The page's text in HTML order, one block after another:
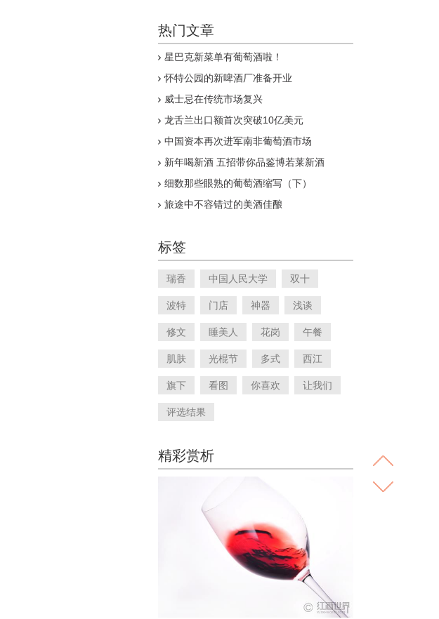
热门文章
星巴克新菜单有葡萄酒啦！
怀特公园的新啤酒厂准备开业
威士忌在传统市场复兴
龙舌兰出口额首次突破10亿美元
中国资本再次进军南非葡萄酒市场
新年喝新酒 五招带你品鉴博若莱新酒
细数那些眼熟的葡萄酒缩写（下）
旅途中不容错过的美酒佳酿
标签
瑞香 中国人民大学 双十
波特 门店 神器 浅谈
修文 睡美人 花岗 午餐
肌肤 光棍节 多式 西江
旗下 看图 你喜欢 让我们
评选结果
精彩赏析